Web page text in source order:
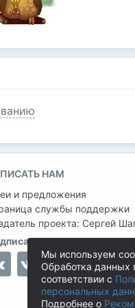
НАМ
и предложения
службы поддержки
проекта: Сергей
на нас
Мы используем
Обработка данных
соответствии с
персональных
Подробнее о